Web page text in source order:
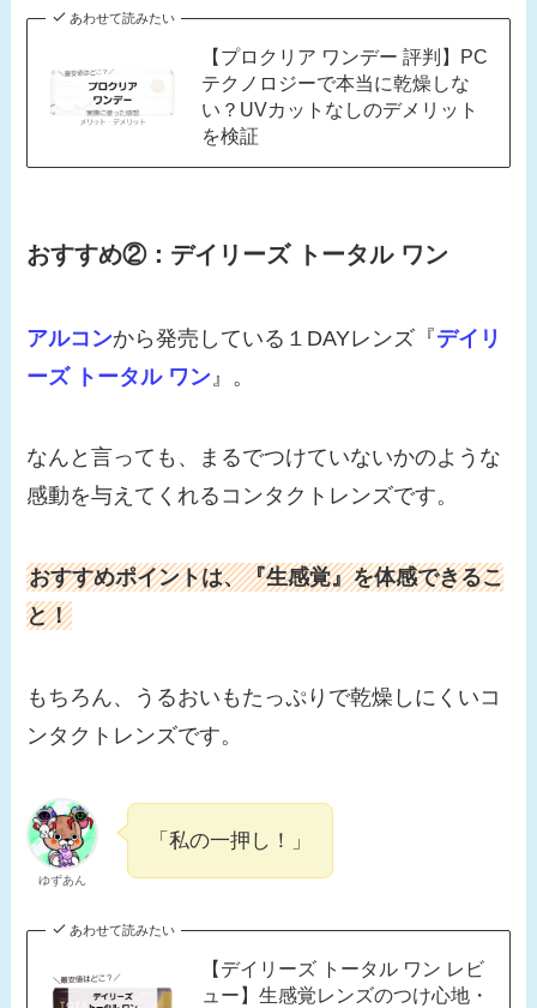
あわせて読みたい
【プロクリア ワンデー 評判】PC
テクノロジーで本当に乾燥しな
い？UVカットなしのデメリット
を検証
おすすめ②：デイリーズ トータル ワン
アルコンから発売している１DAYレンズ『デイリ
ーズ トータル ワン 』。
なんと言っても、まるでつけていないかのような
感動を与えてくれるコンタクトレンズです。
おすすめポイントは、『生感覚』を体感できるこ
と！
もちろん、うるおいもたっぷりで乾燥しにくいコ
ンタクトレンズです。
ゆずあん
「私の一押し！」
あわせて読みたい
【デイリーズ トータル ワン レビ
ュー】生感覚レンズのつけ心地・